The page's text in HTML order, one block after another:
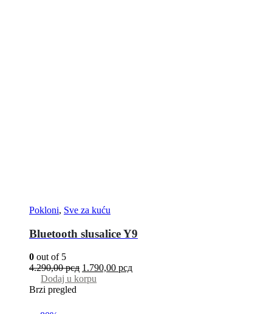
Pokloni, Sve za kuću
Bluetooth slusalice Y9
0 out of 5
4.290,00рсд 1.790,00 рсд
Dodaj u korpu
Brzi pregled